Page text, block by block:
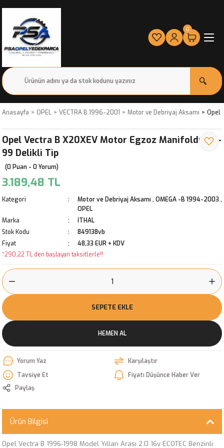
0
Anasayfa OPEL VECTRA B 1996-2001 Motor ve Debriyaj Aksamı Opel
Opel Vectra B X20XEV Motor Egzoz Manifoldu 96-
99 Delikli Tip
(0 Puan - 0 Yorum)
3.189,48 TL
Kategori Motor ve Debriyaj Aksamı,OMEGA -B 1994-2003,
OPEL
Marka
İTHAL
Stok Kodu
849138vb
Fiyat
48,33 EUR + KDV
*290,22 TL den başlayan taksitlerle!!
SEPETE EKLE
HEMEN AL
Yorum Yaz
Karşılaştır
Tavsiye Et
Fiyatı Düşünce Haber Ver
Paylaş
Ürün Bilgisi
Opel Vectra B 1996-1998 Model Yılları Arası 2.0 16v ECOTEC Benzinli